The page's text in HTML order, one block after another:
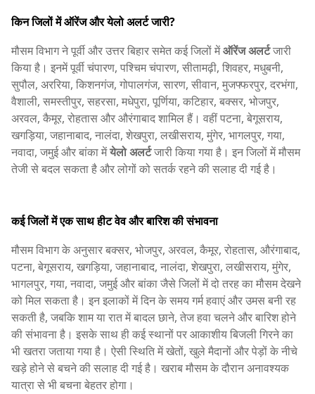
किन जिलों में ऑरेंज और येलो अलर्ट जारी?
मौसम विभाग ने पूर्वी और उत्तर बिहार समेत कई जिलों मेंऑरेंज अलर्टजारी
किया है। इनमें पूर्वी चंपारण, पश्चिम चंपारण, सीतामढ़ी, शिवहर, मधुबनी,
सुपौल, अररिया, किशनगंज, गोपालगंज, सारण, सीवान, मुजफ्फरपुर, दरभंगा,
वैशाली, समस्तीपुर, सहरसा, मधेपुरा, पूर्णिया, कटिहार, बक्सर, भोजपुर,
अरवल, कैमूर, रोहतास और औरंगाबाद शामिल हैं। वहीं पटना, बेगूसराय,
खगड़िया, जहानाबाद, नालंदा, शेखपुरा, लखीसराय, मुंगेर, भागलपुर, गया,
नवादा, जमुई और बांका मेंयेलो अलर्टजारी किया गया है। इन जिलों में मौसम
तेजी से बदल सकता है और लोगों को सतर्क रहने की सलाह दी गई है।
कई जिलों में एक साथ हीट वेव और बारिश की संभावना
मौसम विभाग के अनुसार बक्सर, भोजपुर, अरवल, कैमूर, रोहतास, औरंगाबाद,
पटना, बेगूसराय, खगड़िया, जहानाबाद, नालंदा, शेखपुरा, लखीसराय, मुंगेर,
भागलपुर, गया, नवादा, जमुई और बांका जैसे जिलों में दो तरह का मौसम देखने
को मिल सकता है। इन इलाकों में दिन के समय गर्म हवाएं और उमस बनी रह
सकती है, जबकि शाम या रात में बादल छाने, तेज हवा चलने और बारिश होने
की संभावना है। इसके साथ ही कई स्थानों पर आकाशीय बिजली गिरने का
भी खतरा जताया गया है। ऐसी स्थिति में खेतों, खुले मैदानों और पेड़ों के नीचे
खड़े होने से बचने की सलाह दी गई है। खराब मौसम के दौरान अनावश्यक
यात्रा से भी बचना बेहतर होगा।